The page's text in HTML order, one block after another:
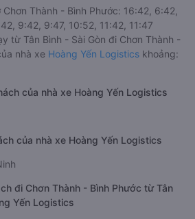
Chơn Thành - Bình Phước: 16:42, 6:42,
9:42, 9:47, 10:52, 11:42, 11:47
từ Tân Bình - Sài Gòn đi Chơn Thành -
nhà xe Hoàng Yến Logistics khoảng:
của nhà xe Hoàng Yến Logistics
của nhà xe Hoàng Yến Logistics
đi Chơn Thành - Bình Phước từ Tân
Yến Logistics